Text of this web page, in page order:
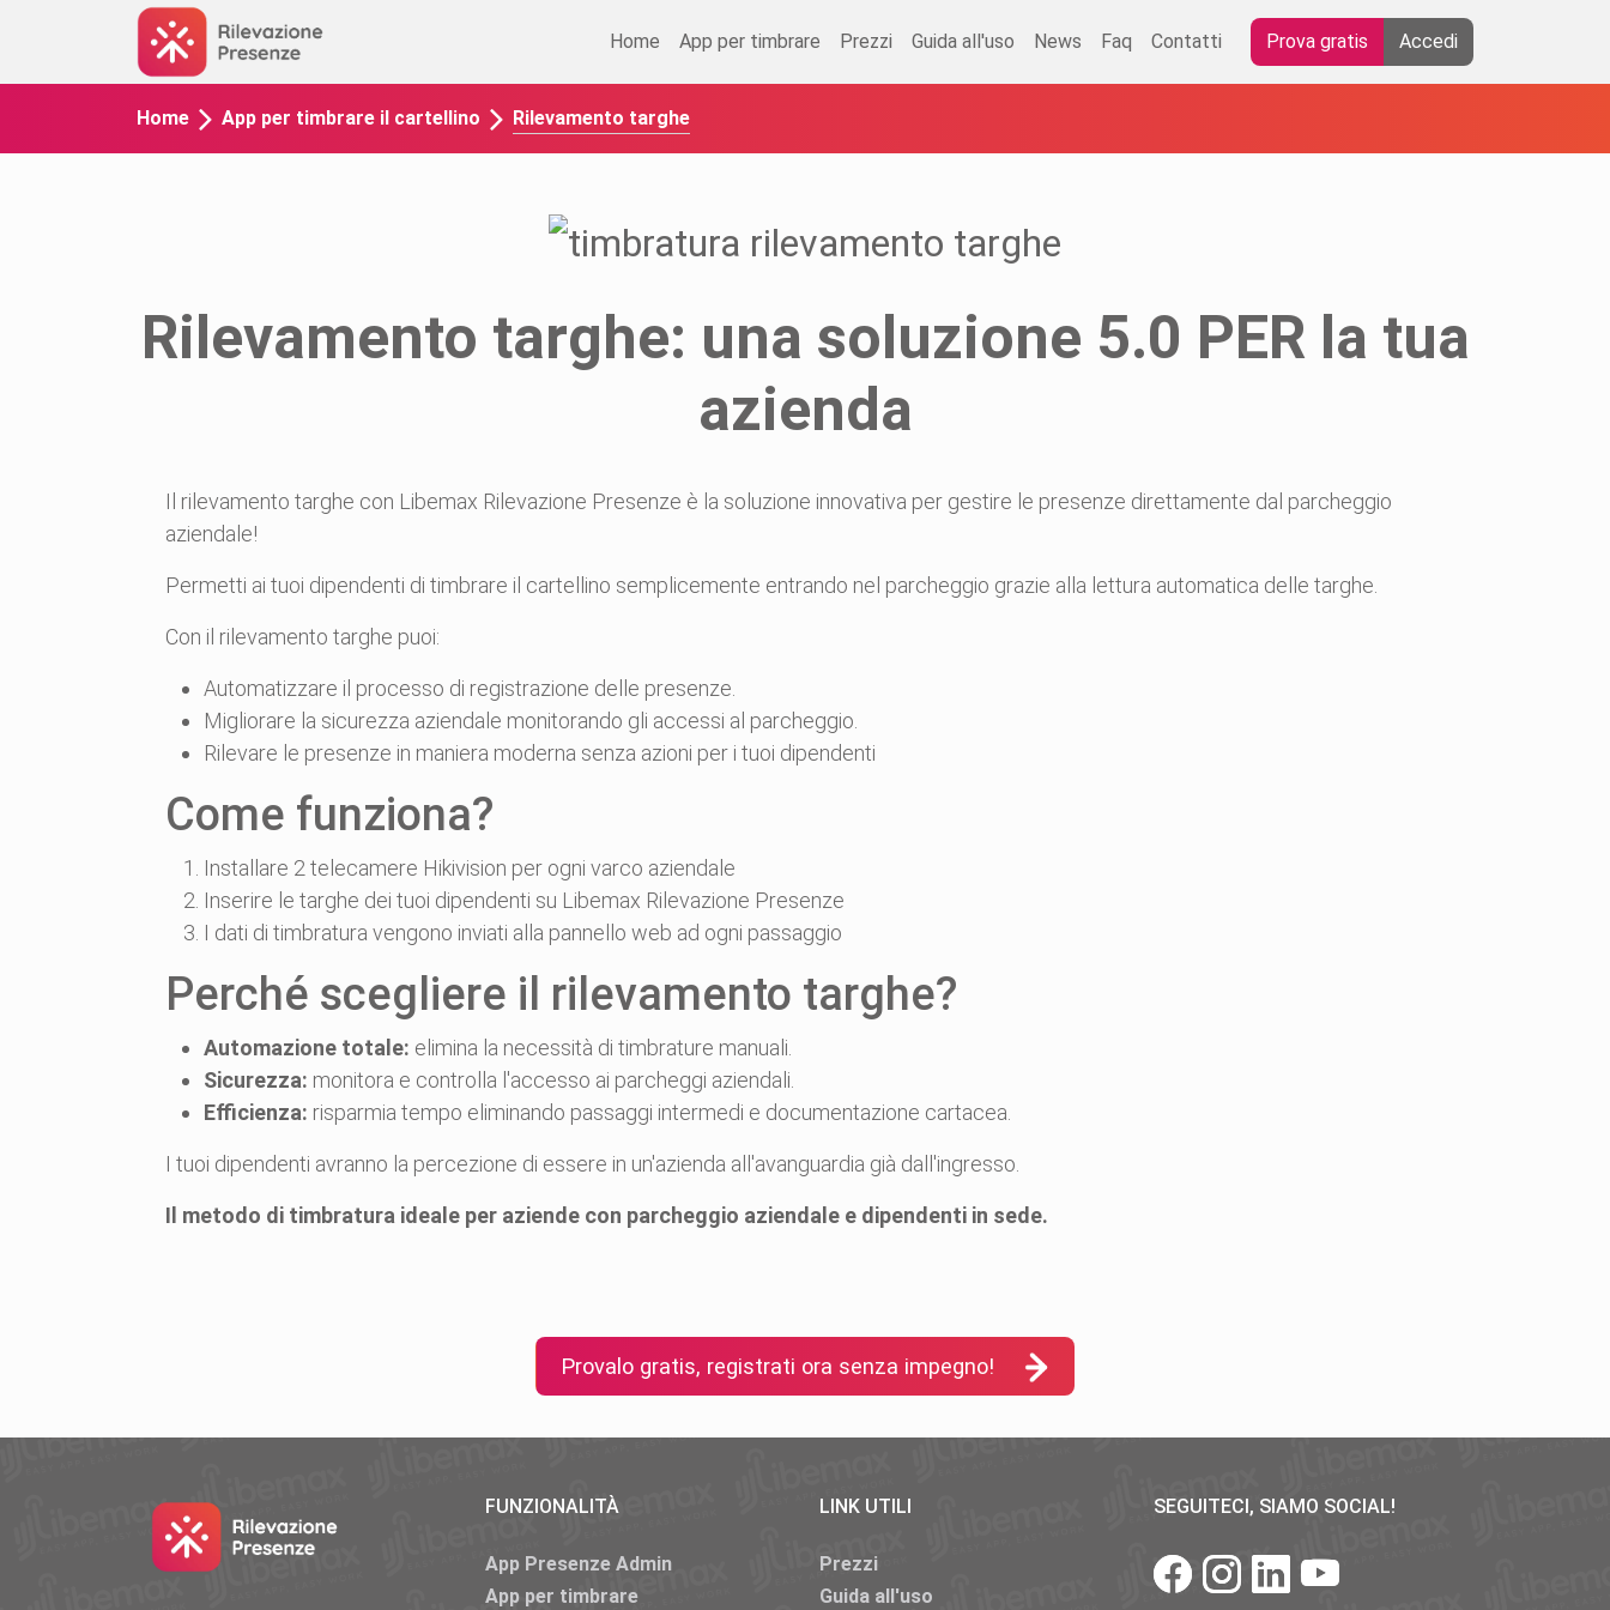
Home App per timbrare Prezzi Guida all'uso News Faq Contatti Prova gratis Accedi
Home App per timbrare il cartellino Rilevamento targhe
Rilevamento targhe: una soluzione 5.0 PER la tua
azienda
Il rilevamento targhe con Libemax Rilevazione Presenze è la soluzione innovativa per gestire le presenze direttamente dal parcheggio
aziendale!
Permetti ai tuoi dipendenti di timbrare il cartellino semplicemente entrando nel parcheggio grazie alla lettura automatica delle targhe.
Con il rilevamento targhe puoi:
Automatizzare il processo di registrazione delle presenze.
Migliorare la sicurezza aziendale monitorando gli accessi al parcheggio.
Rilevare le presenze in maniera moderna senza azioni per i tuoi dipendenti
Come funziona?
Installare 2 telecamere Hikivision per ogni varco aziendale
Inserire le targhe dei tuoi dipendenti su Libemax Rilevazione Presenze
I dati di timbratura vengono inviati alla pannello web ad ogni passaggio
Perché scegliere il rilevamento targhe?
Automazione totale: elimina la necessità di timbrature manuali.
Sicurezza: monitora e controlla l'accesso ai parcheggi aziendali.
Efficienza: risparmia tempo eliminando passaggi intermedi e documentazione cartacea.
I tuoi dipendenti avranno la percezione di essere in un'azienda all'avanguardia già dall'ingresso.
Il metodo di timbratura ideale per aziende con parcheggio aziendale e dipendenti in sede.
Provalo gratis, registrati ora senza impegno!
FUNZIONALITÀ
App Presenze Admin
App per timbrare
LINK UTILI
Prezzi
Guida all'uso
SEGUITECI, SIAMO SOCIAL!